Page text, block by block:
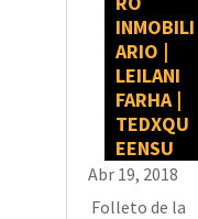
INMOBILI
ARIO |
LEILANI
FARHA |
TEDXQU
EENSU
Abr 19, 2018
Folleto de la